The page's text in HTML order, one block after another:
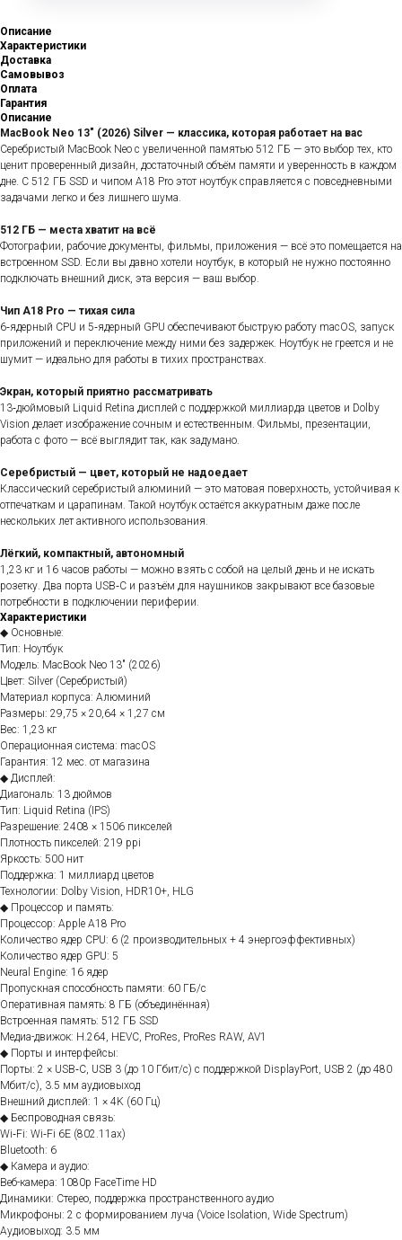
Описание
Характеристики
Доставка
Самовывоз
Оплата
Гарантия
Описание
MacBook Neo 13" (2026) Silver — классика, которая работает на вас
Серебристый MacBook Neo с увеличенной памятью 512 ГБ — это выбор тех, кто
ценит проверенный дизайн, достаточный объём памяти и уверенность в каждом
дне. С 512 ГБ SSD и чипом A18 Pro этот ноутбук справляется с повседневными
задачами легко и без лишнего шума.
512 ГБ — места хватит на всё
Фотографии, рабочие документы, фильмы, приложения — всё это помещается на
встроенном SSD. Если вы давно хотели ноутбук, в который не нужно постоянно
подключать внешний диск, эта версия — ваш выбор.
Чип A18 Pro — тихая сила
6‑ядерный CPU и 5‑ядерный GPU обеспечивают быструю работу macOS, запуск
приложений и переключение между ними без задержек. Ноутбук не греется и не
шумит — идеально для работы в тихих пространствах.
Экран, который приятно рассматривать
13‑дюймовый Liquid Retina дисплей с поддержкой миллиарда цветов и Dolby
Vision делает изображение сочным и естественным. Фильмы, презентации,
работа с фото — всё выглядит так, как задумано.
Серебристый — цвет, который не надоедает
Классический серебристый алюминий — это матовая поверхность, устойчивая к
отпечаткам и царапинам. Такой ноутбук остаётся аккуратным даже после
нескольких лет активного использования.
Лёгкий, компактный, автономный
1,23 кг и 16 часов работы — можно взять с собой на целый день и не искать
розетку. Два порта USB‑C и разъём для наушников закрывают все базовые
потребности в подключении периферии.
Характеристики
◆ Основные: ⠀
Тип: Ноутбук
Модель: MacBook Neo 13" (2026)
Цвет: Silver (Серебристый)
Материал корпуса: Алюминий
Размеры: 29,75 × 20,64 × 1,27 см
Вес: 1,23 кг
Операционная система: macOS
Гарантия: 12 мес. от магазина
◆ Дисплей: ⠀
Диагональ: 13 дюймов
Тип: Liquid Retina (IPS)
Разрешение: 2408 × 1506 пикселей
Плотность пикселей: 219 ppi
Яркость: 500 нит
Поддержка: 1 миллиард цветов
Технологии: Dolby Vision, HDR10+, HLG
◆ Процессор и память: ⠀
Процессор: Apple A18 Pro
Количество ядер CPU: 6 (2 производительных + 4 энергоэффективных)
Количество ядер GPU: 5
Neural Engine: 16 ядер
Пропускная способность памяти: 60 ГБ/с
Оперативная память: 8 ГБ (объединённая)
Встроенная память: 512 ГБ SSD
Медиа-движок: H.264, HEVC, ProRes, ProRes RAW, AV1
◆ Порты и интерфейсы: ⠀
Порты: 2 × USB‑C, USB 3 (до 10 Гбит/с) с поддержкой DisplayPort, USB 2 (до 480
Мбит/с), 3.5 мм аудиовыход
Внешний дисплей: 1 × 4K (60 Гц)
◆ Беспроводная связь: ⠀
Wi‑Fi: Wi‑Fi 6E (802.11ax)
Bluetooth: 6
◆ Камера и аудио: ⠀
Веб-камера: 1080p FaceTime HD
Динамики: Стерео, поддержка пространственного аудио
Микрофоны: 2 с формированием луча (Voice Isolation, Wide Spectrum)
Аудиовыход: 3.5 мм